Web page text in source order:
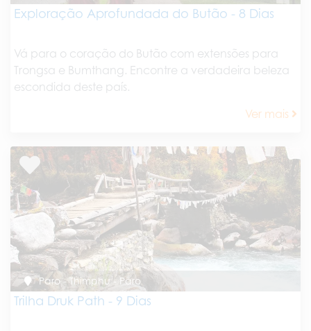
Exploração Aprofundada do Butão - 8 Dias
Vá para o coração do Butão com extensões para
Trongsa e Bumthang. Encontre a verdadeira beleza
escondida deste país.
Ver mais
Paro - Thimphu - Paro
Trilha Druk Path - 9 Dias